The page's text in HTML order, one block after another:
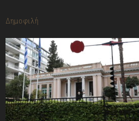
Δημοφιλή